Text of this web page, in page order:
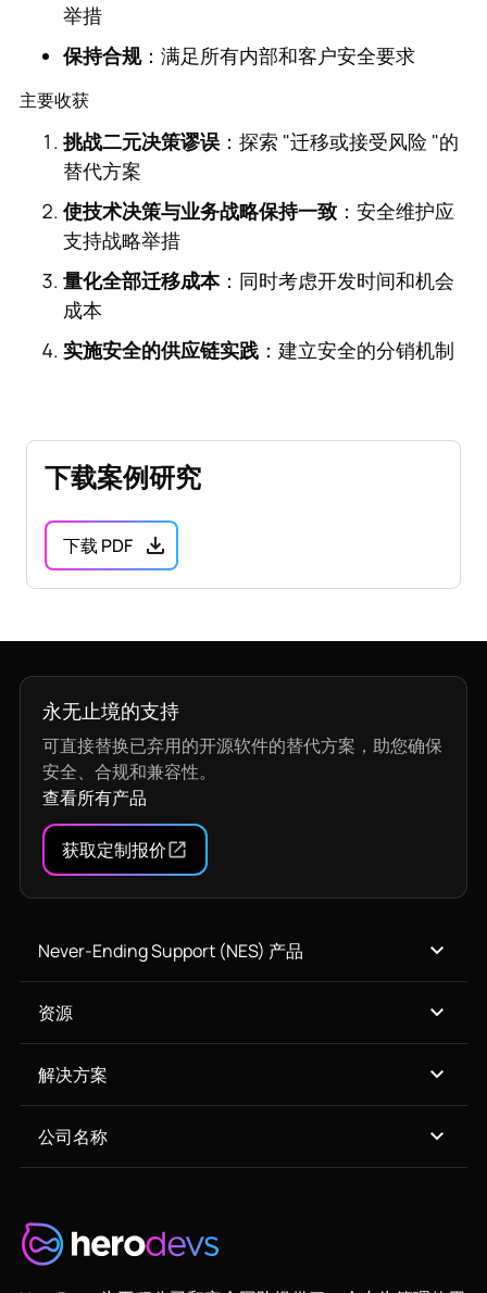
举措
保持合规：满足所有内部和客户安全要求
主要收获
挑战二元决策谬误：探索 "迁移或接受风险 "的
替代方案
使技术决策与业务战略保持一致：安全维护应
支持战略举措
量化全部迁移成本：同时考虑开发时间和机会
成本
实施安全的供应链实践：建立安全的分销机制
下载案例研究
下载 PDF
永无止境的支持
可直接替换已弃用的开源软件的替代方案，助您确保
安全、合规和兼容性。
查看所有产品
获取定制报价
Never-Ending Support (NES) 产品
资源
解决方案
公司名称